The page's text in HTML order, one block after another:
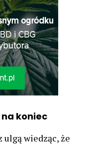
koniec
ulgą wiedząc, że